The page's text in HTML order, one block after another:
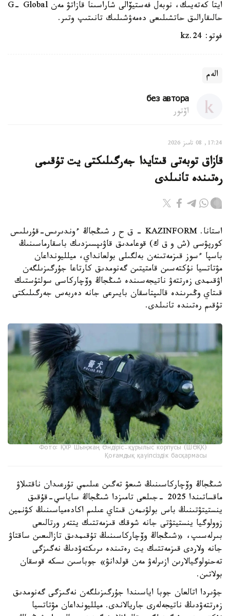
ايتا كەتەيىك، نوبەل فەستيۆالى شاراسىنا قازاتۋ مەن G- Global
حالىقارالىق حاتشىلىعى دەمەۋشىلىك تانىتىپ وتىر.
فوتو: 24.kz
الەم
без автора
اۆتور
17:24, 08 تامىز 2026
قازاق توبەتى قىتايدا جەرگىلىكتى يت تۇقىمى
رەتىندە تانىلدى
استانا. KAZINFORM – ق ح ر شىڭجاڭ ءوندىرىس-قۇرىلىس
كورپۋسى (ش و ق ك) قوعامدىق قاۋىپسىزدىك باسقارماسىنىڭ
باسپا ءسوز قىزمەتىنەن بەلگىلى بولعانداي، ميلليونداعان
مۋتاتسيا نۇكتەسىن قامتيتىن گەنومدىق كارتاعا جۇرگىزىلگەن
اۋقىمدى زەرتتەۋ ناتيجەسىندە شىڭجاڭ وۆچاركاسى سولتۇستىك
قىتاي وڭىرىندە قالىپتاسقان بايىرعى جانە دەربەس جەرگىلىكتى
تۇقىم رەتىندە تانىلدى.
Фото: ҚХР Шыңжаң Өндіріс-құрылыс корпусы (ШӨҚК)
Қоғамдық қауіпсіздік басқармасы
شىڭجاڭ وۆچاركاسىنىڭ شىعۋ تەگىن عىلىمي تۇرعىدان ناقتىلاۋ
ماقساتىندا 2025 -جىلعى تامىزدا شىڭجاڭ ساياسي-قۇقىق
ينستيتۋتىنىڭ باس بولۋىمەن قىتاي عىلىم اكادەمياسىنىڭ كۋنمين
زوولوگيا ينستيتۋتى جانە شوقك قىزمەتتىك يتتەر ورتالىعى
بىرلەسىپ، «شىڭجاڭ وۆچاركاسىنىڭ تۇقىمدىق تازالىعىن ساقتاۋ
جانە ولاردى قىزمەتتىك يت رەتىندە ىرىكتەۋدىڭ نەگىزگى
تەحنولوگيالارىن ازىرلەۋ مەن قولدانۋ» جوباسىن ىسكە قوسقان
بولاتىن.
جۋىردا اتالعان جوبا اياسىندا جۇرگىزىلگەن نەگىزگى گەنومدىق
زەرتتەۋدىڭ ناتيجەلەرى جاريالاندى. ميلليونداعان مۋتاتسيا